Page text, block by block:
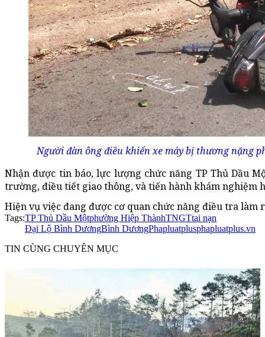
Người đàn ông điều khiển xe máy bị thương nặng
Nhận được tin báo, lực lượng chức năng TP Thủ Dầu
trường, điều tiết giao thông, và tiến hành khám nghiệm
Hiện vụ việc đang được cơ quan chức năng điều tra làm
Tags:TP Thủ Dầu Mộtphường Hiệp ThànhTNGTtai nạn
Đại Lộ Bình DươngBình DươngPhapluatplusphapluatplus.vn
TIN CÙNG CHUYÊN MỤC